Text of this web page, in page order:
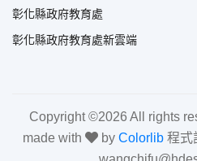
彰化縣政府教育處
彰化縣政府教育處新雲端
Copyright ©2026 All rights
made with
by Colorlib 程式